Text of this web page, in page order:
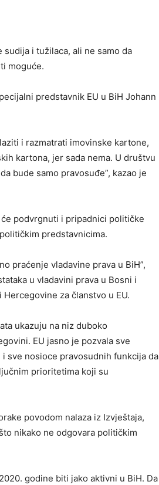
i tužilaca, ali ne samo da
moguće.
predstavnik EU u BiH Johann
i razmatrati imovinske kartone,
kartona, jer sada nema. U društvu
bude samo pravosuđe”, kazao je
podvrgnuti i pripadnici političke
predstavnicima.
praćenje vladavine prava u BiH”,
u vladavini prava u Bosni i
za članstvo u EU.
ukazuju na niz duboko
EU jasno je pozvala sve
sve nosioce pravosudnih funkcija da
prioritetima koji su
povodom nalaza iz Izvještaja,
nikako ne odgovara političkim
godine biti jako aktivni u BiH. Da